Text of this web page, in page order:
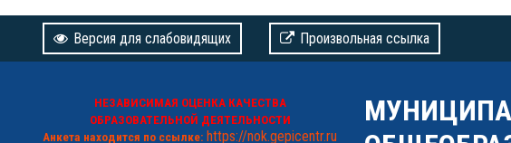
Версия для слабовидящих Произвольная ссылка
НЕЗАВИСИМАЯ ОЦЕНКА КАЧЕСТВА
ОБРАЗОВАТЕЛЬНОЙ ДЕЯТЕЛЬНОСТИ
Анкета находится по ссылке: https://nok.gepicentr.ru